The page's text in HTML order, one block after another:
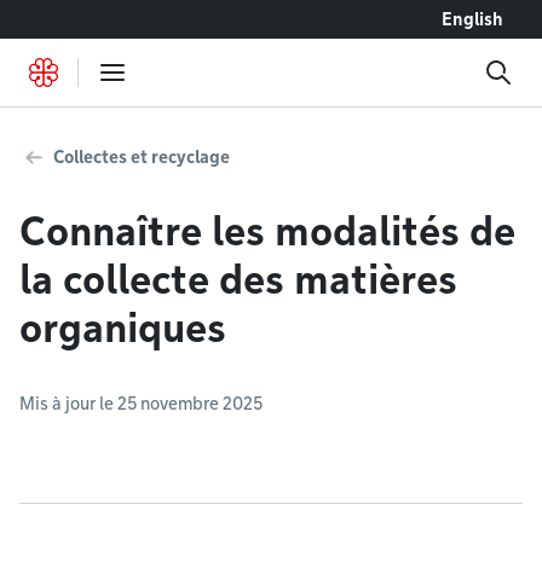
English
Collectes et recyclage
Connaître les modalités de
la collecte des matières
organiques
Mis à jour le 25 novembre 2025